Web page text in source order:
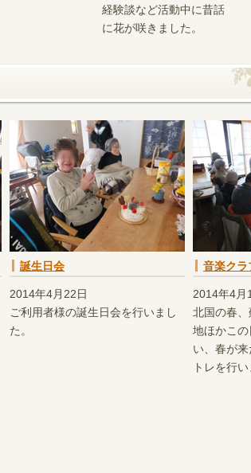
経験談など活動中に昔話
に花が咲きました。
誕生日会
2014年4月22日
ご利用者様の誕生日会を行いまし
た。
音楽クラ
2014年4月
北国の春
地ほかこ
い、春が
トレを行い